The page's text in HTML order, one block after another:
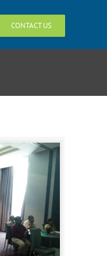
CONTACT US